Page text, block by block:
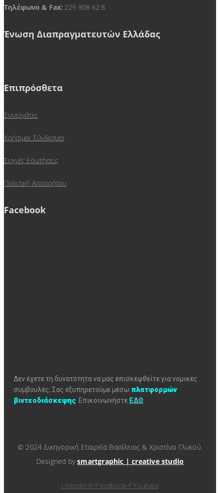
Τηλέφωνο & Fax: 229 908 62 8
Ένωση Διαπραγματευτών Ελλάδας
Επιπρόσθετα
Συνεργάτες
Χρήσιμοι Σύνδεσμοι
Συχνές Ερωτήσεις
Πολιτική Απορρήτου
Facebook
Δεν έχετε τη δυνατότητα να μας επισκεφθείτε για νομικές
συμβουλές; Σας εξυπηρετούμε μέσω πλατφορμών
βιντεοδιάσκεψης Επικοινωνήστε ΕΔΩ
© 2024 Δικηγορική Εταιρεία Βασίλειος & Χριστίνα Γλυκού.
Designed bysmartgraphic | creative studio
Linkedin-in Facebook-f Youtube